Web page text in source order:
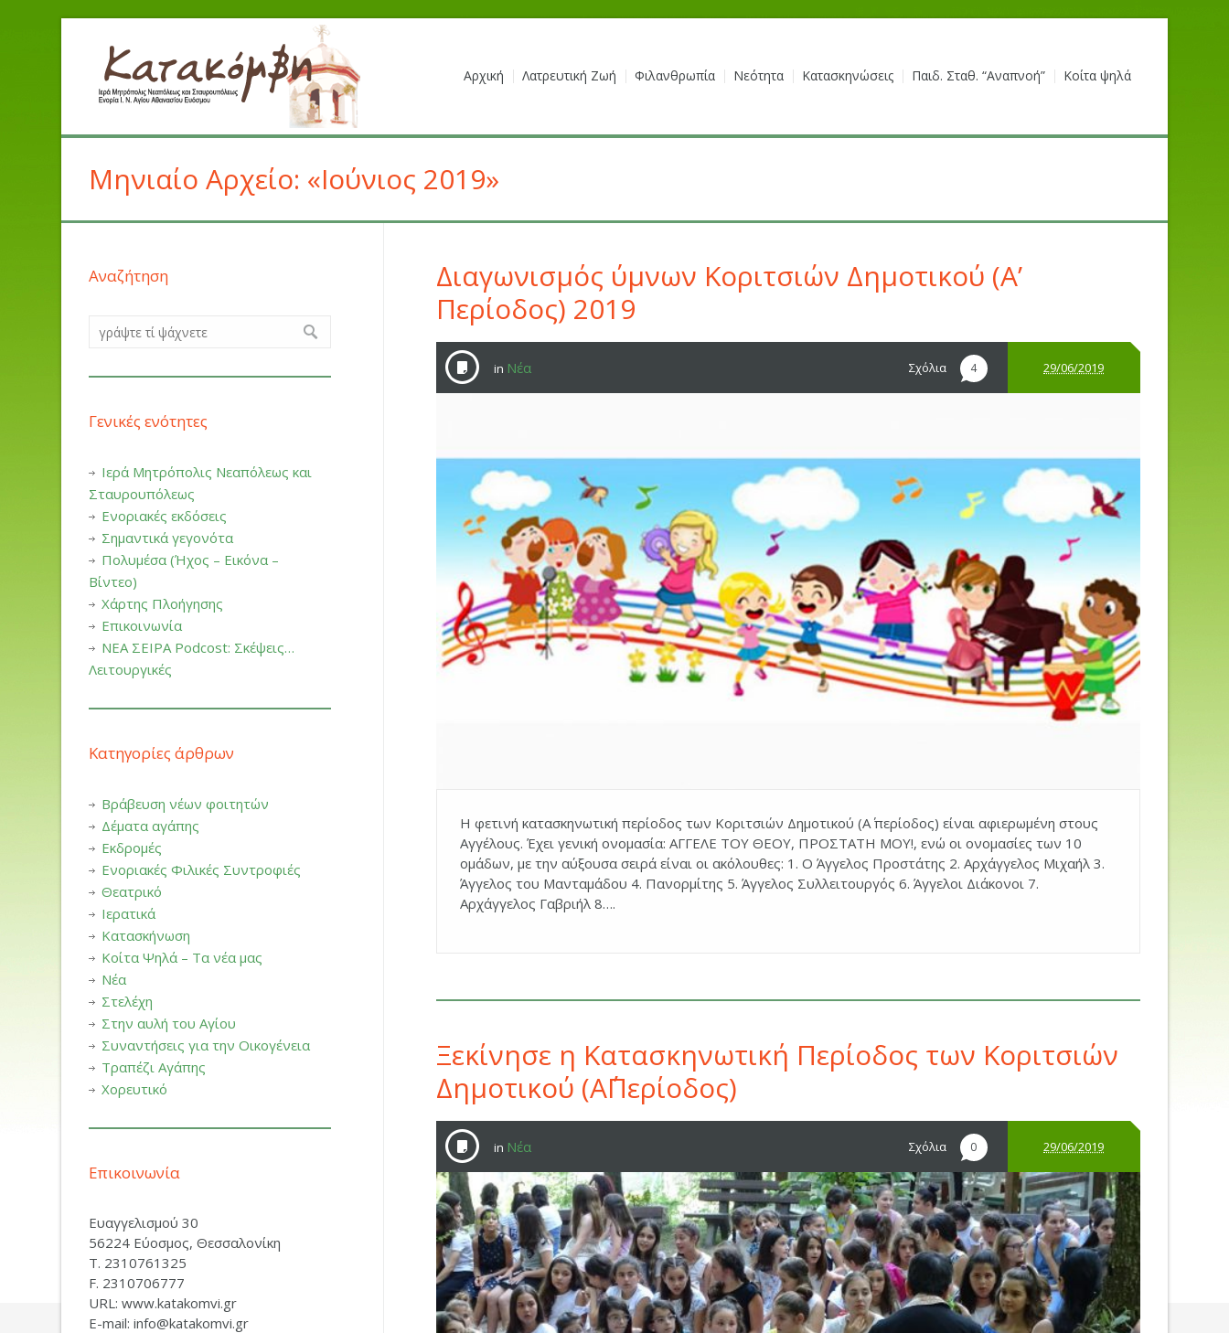
Αρχική Λατρευτική Ζωή Φιλανθρωπία Νεότητα Κατασκηνώσεις Παιδ. Σταθ. “Αναπνοή” Κοίτα ψηλά
Μηνιαίο Αρχείο: «Ιούνιος 2019»
Διαγωνισμός ύμνων Κοριτσιών Δημοτικού (Α’
Περίοδος) 2019
Σχόλια 4
in Νέα 29/06/2019
Η φετινή κατασκηνωτική περίοδος των Κοριτσιών Δημοτικού (Α΄ περίοδος) είναι αφιερωμένη στους
Αγγέλους. Έχει γενική ονομασία: ΑΓΓΕΛΕ ΤΟΥ ΘΕΟΥ, ΠΡΟΣΤΑΤΗ ΜΟΥ!, ενώ οι ονομασίες των 10
ομάδων, με την αύξουσα σειρά είναι οι ακόλουθες: 1. Ο Άγγελος Προστάτης 2. Αρχάγγελος Μιχαήλ 3.
Άγγελος του Μανταμάδου 4. Πανορμίτης 5. Άγγελος Συλλειτουργός 6. Άγγελοι Διάκονοι 7.
Αρχάγγελος Γαβριήλ 8….
Ξεκίνησε η Κατασκηνωτική Περίοδος των Κοριτσιών
Δημοτικού (Α΄Περίοδος)
Σχόλια 0
in Νέα 29/06/2019
Αναζήτηση
Γενικές ενότητες
Ιερά Μητρόπολις Νεαπόλεως και
Σταυρουπόλεως
Ενοριακές εκδόσεις
Σημαντικά γεγονότα
Πολυμέσα (Ήχος – Εικόνα –
Βίντεο)
Χάρτης Πλοήγησης
Επικοινωνία
ΝΕΑ ΣΕΙΡΑ Podcost: Σκέψεις…
Λειτουργικές
Κατηγορίες άρθρων
Βράβευση νέων φοιτητών
Δέματα αγάπης
Εκδρομές
Ενοριακές Φιλικές Συντροφιές
Θεατρικό
Ιερατικά
Κατασκήνωση
Κοίτα Ψηλά – Τα νέα μας
Νέα
Στελέχη
Στην αυλή του Αγίου
Συναντήσεις για την Οικογένεια
Τραπέζι Αγάπης
Χορευτικό
Επικοινωνία
Ευαγγελισμού 30
56224 Εύοσμος, Θεσσαλονίκη
Τ. 2310761325
F. 2310706777
URL: www.katakomvi.gr
E-mail: info@katakomvi.gr